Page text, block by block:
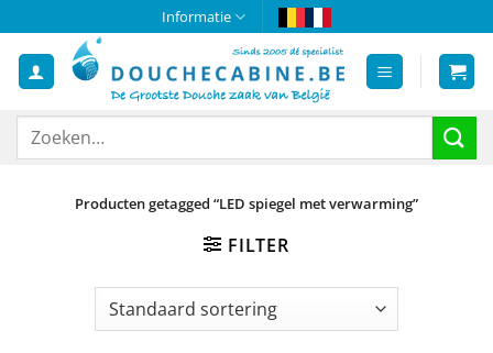
naar
inhoud
Informatie
Zoeken
Producten getagged “LED spiegel met verwarming”
FILTER